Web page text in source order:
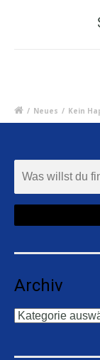
/ Neues / Kein
Archiv
Archiv